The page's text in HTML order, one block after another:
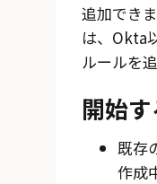
追加でき
は、 Okta
ルールを
開始
既存
作成